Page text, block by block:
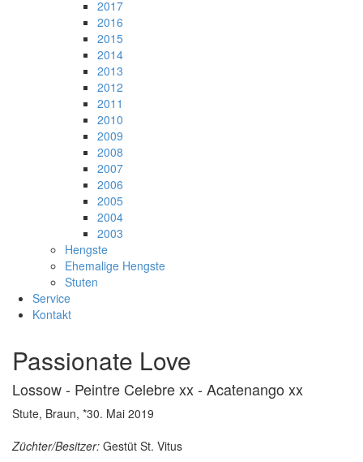
2017
2016
2015
2014
2013
2012
2011
2010
2009
2008
2007
2006
2005
2004
2003
Hengste
Ehemalige Hengste
Stuten
Service
Kontakt
Passionate Love
Lossow - Peintre Celebre xx - Acatenango xx
Stute, Braun, *30. Mai 2019
Züchter/Besitzer: Gestüt St. Vitus